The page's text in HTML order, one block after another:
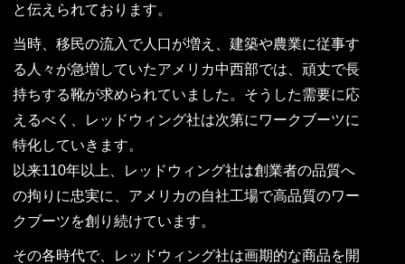
と伝えられております。
当時、移民の流入で人口が増え、建築や農業に従事す
る人々が急増していたアメリカ中西部では、頑丈で長
持ちする靴が求められていました。そうした需要に応
えるべく、レッドウィング社は次第にワークブーツに
特化していきます。
以来110年以上、レッドウィング社は創業者の品質へ
の拘りに忠実に、アメリカの自社工場で高品質のワー
クブーツを創り続けています。
その各時代で、レッドウィング社は画期的な商品を開